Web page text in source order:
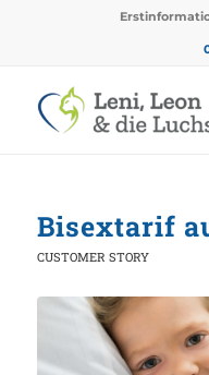
Bisextarif
CUSTOMER STORY